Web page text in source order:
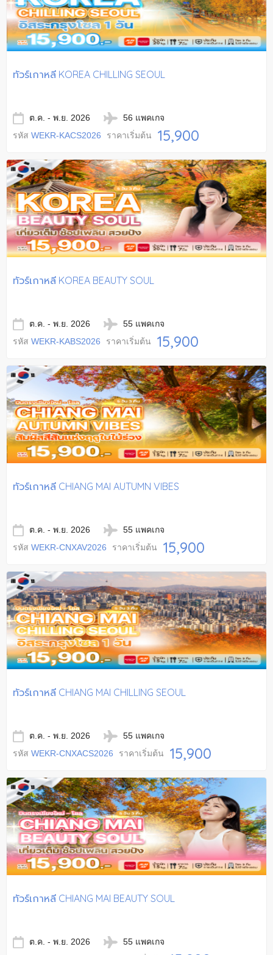
ทัวร์เกาหลี KOREA CHILLING SEOUL
ต.ค. - พ.ย. 2026
56 แพคเกจ
รหัส WEKR-KACS2026 ราคาเริ่มต้น 15,900
ทัวร์เกาหลี KOREA BEAUTY SOUL
ต.ค. - พ.ย. 2026
55 แพคเกจ
รหัส WEKR-KABS2026 ราคาเริ่มต้น 15,900
ทัวร์เกาหลี CHIANG MAI AUTUMN VIBES
ต.ค. - พ.ย. 2026
55 แพคเกจ
รหัส WEKR-CNXAV2026 ราคาเริ่มต้น 15,900
ทัวร์เกาหลี CHIANG MAI CHILLING SEOUL
ต.ค. - พ.ย. 2026
55 แพคเกจ
รหัส WEKR-CNXACS2026 ราคาเริ่มต้น 15,900
ทัวร์เกาหลี CHIANG MAI BEAUTY SOUL
ต.ค. - พ.ย. 2026
55 แพคเกจ